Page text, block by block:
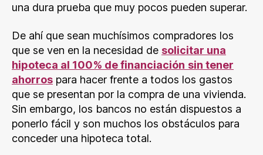
una dura prueba que muy pocos pueden superar.
De ahí que sean muchísimos compradores los
que se ven en la necesidad de solicitar una
hipoteca al 100% de financiación sin tener
ahorros para hacer frente a todos los gastos
que se presentan por la compra de una vivienda.
Sin embargo, los bancos no están dispuestos a
ponerlo fácil y son muchos los obstáculos para
conceder una hipoteca total.